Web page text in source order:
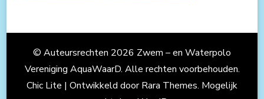
© Auteursrechten 2026 Zwem – en Waterpolo
Vereniging AquaWaarD. Alle rechten voorbehouden.
Chic Lite | Ontwikkeld doorRara Themes. Mogelijk